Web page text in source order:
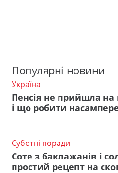
Популярні новини
Україна
Пенсія не прийшла на
і що робити
Суботні поради
Соте з баклажанів і
простий рецепт на